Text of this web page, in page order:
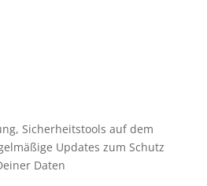
Sicherheitstools auf dem
Updates zum Schutz
Daten